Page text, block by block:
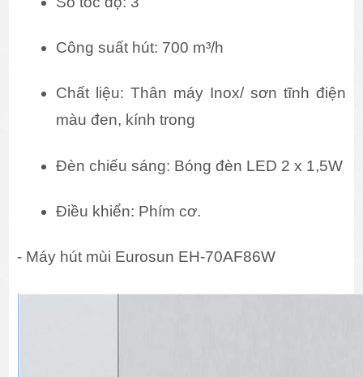
Công suất hút: 700 m³/h
Chất liệu: Thân máy Inox/ sơn tĩnh điện
màu đen, kính trong
Đèn chiếu sáng: Bóng đèn LED 2 x 1,5W
Điều khiển: Phím cơ.
- Máy hút mùi Eurosun EH-70AF86W